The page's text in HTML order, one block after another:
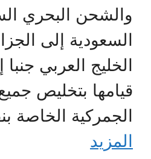
والشحن البحري
السعودية إلى
الخليج العربي
قيامها بتخليص
الجمركية الخاصة
المزيد